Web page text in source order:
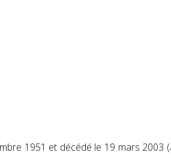
1951 et décédé le 19 mars 2003